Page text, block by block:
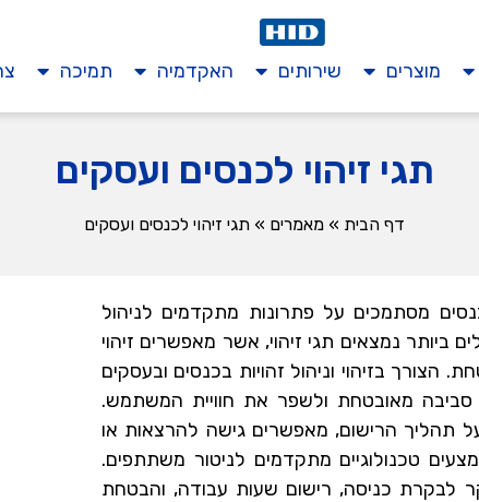
מוצרים שירותים האקדמיה תמיכה
תגי זיהוי לכנסים ועסקים
דף הבית » מאמרים » תגי זיהוי לכנסים ועסקים
מסתמכים על פתרונות מתקדמים לניהול
ביותר נמצאים תגי זיהוי, אשר מאפשרים זיהוי
הצורך בזיהוי וניהול זהויות בכנסים ובעסקים
מאובטחת ולשפר את חוויית המשתמש.
תהליך הרישום, מאפשרים גישה להרצאות או
טכנולוגיים מתקדמים לניטור משתתפים.
לבקרת כניסה, רישום שעות עבודה, והבטחת